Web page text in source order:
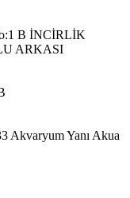
B İNCİRLİK
ARKASI
Akvaryum Yanı Akua